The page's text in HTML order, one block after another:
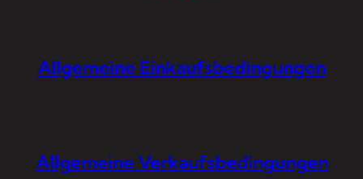
Allgemeine Einkaufsbedingungen
Allgemeine Verkaufsbedingungen